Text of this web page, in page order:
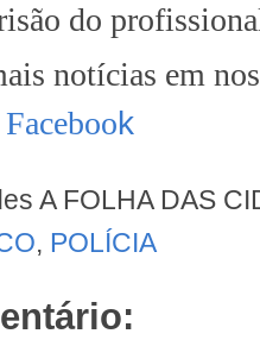
do
notícias em
Facebook
A FOLHA DAS
, POLÍCIA